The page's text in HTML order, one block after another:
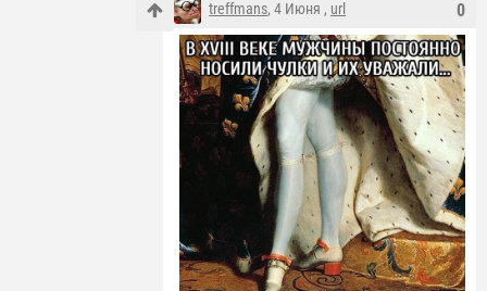
0
treffmans, 4 Июня , url